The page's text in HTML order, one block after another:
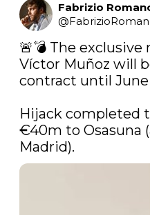
Fabrizio
@
🚨💣 The
Víctor Muñoz will
contract until June
Hijack completed
€40m to Osasuna
Madrid).